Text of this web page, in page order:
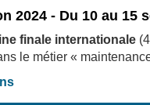
2024 - Du 10 au 15
finale internationale
le métier «